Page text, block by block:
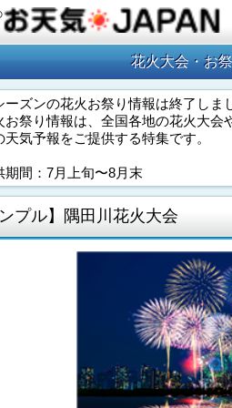
花火大会・お
ーズンの花火お祭り情報は終了しま
お祭り情報は、全国各地の花火大会
天気予報をご提供する特集です。
期間：7月上旬〜8月末
ンプル】隅田川花火大会